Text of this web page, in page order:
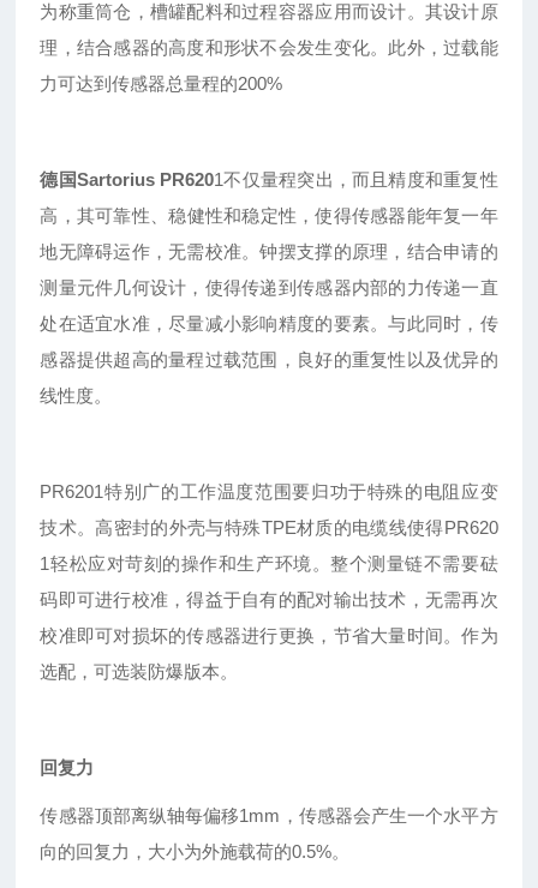
为称重筒仓，槽罐配料和过程容器应用而设计。其设计原
理，结合感器的高度和形状不会发生变化。此外，过载能
力可达到传感器总量程的200%
德国SartoriusPR6201不仅量程突出 ， 而且精度和重复性
高 ， 其可靠性 、稳健性和稳定性，使得传感器能年复一年
地无障碍运作，无需校准。钟摆支撑的原理，结合申请的
测量元件几何设计，使得传递到传感器内部的力传递一直
处在适宜水准，尽量减小影响精度的要素。与此同时，传
感器提供超高的量程过载范围，良好的重复性以及优异的
线性度。
PR6201特别广的工作温度范围要归功于特殊的电阻应变
技术。高密封的外壳与特殊TPE材质的电缆线使得PR620
1轻松应对苛刻的操作和生产环境。整个测量链不需要砝
码即可进行校准，得益于自有的配对输出技术，无需再次
校准即可对损坏的传感器进行更换，节省大量时间。作为
选配，可选装防爆版本。
回复力
传感器顶部离纵轴每偏移1mm，传感器会产生一个水平方
向的回复力，大小为外施载荷的0.5%。